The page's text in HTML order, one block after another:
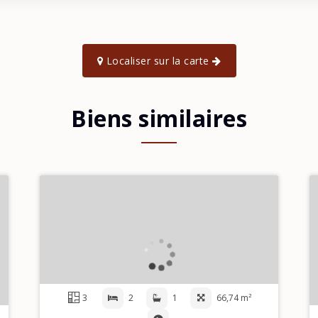
Localiser sur la carte
Biens similaires
3 2 1 66,74 m²